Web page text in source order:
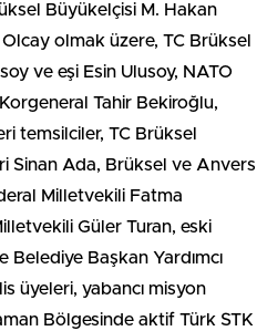
Büyükelçisi M. Hakan
olmak üzere, TC Brüksel
ve eşi Esin Ulusoy, NATO
Tahir Bekiroğlu,
temsilciler, TC Brüksel
Sinan Ada, Brüksel ve Anvers
Milletvekili Fatma
Güler Turan, eski
Başkan Yardımcı
üyeleri, yabancı misyon
Bölgesinde aktif Türk STK